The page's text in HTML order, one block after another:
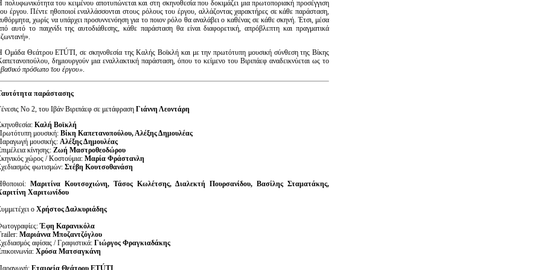
πολυφωνικότητα του κειμένου αποτυπώνεται και στη σκηνοθεσία που δοκιμάζει μια πρωτοποριακή προσέγγιση
έργου. Πέντε ηθοποιοί εναλλάσσονται στους ρόλους του έργου, αλλάζοντας χαρακτήρες σε κάθε παράσταση,
χωρίς να υπάρχει προσυννενόηση για το ποιον ρόλο θα αναλάβει ο καθένας σε κάθε σκηνή. Έτσι, μέσα
αυτό το παιχνίδι της αυτοδιάθεσης, κάθε παράσταση θα είναι διαφορετική, απρόβλεπτη και πραγματικά
Ομάδα Θεάτρου ETÚTI, σε σκηνοθεσία της Καλής Βοϊκλή και με την πρωτότυπη μουσική σύνθεση της Βίκης
δημιουργούν μια εναλλακτική παράσταση, όπου το κείμενο του Βιριπάεφ αναδεικνύεται ως το
πρόσωπο του έργου»
παράστασης
Νο 2, του Ιβάν Βιριπάεφ σε μετάφραση Γιάννη Λεοντάρη
Καλή Βοϊκλή
μουσική: Βίκη Καπετανοπούλου, Αλέξης Δημουλέας
μουσικής: Αλέξης Δημουλέας
κίνησης: Ζωή Μαστροθεοδώρου
χώρος / Κοστούμια: Μαρία Φράστανλη
φωτισμών: Στέβη Κουτσοθανάση
Μαριτίνα Κουτσοχιώνη, Τάσος Κωλέτσης, Διαλεκτή Πουρσανίδου, Βασίλης Σταματάκης,
Χαριτωνίδου
ο Χρήστος Δαλκυριάδης
Έφη Καρανικόλα
Μαριάννα Μποζαντζόγλου
αφίσας / Γραφιστικά: Γιώργος Φραγκιαδάκης
Χρύσα Ματσαγκάνη
Εταιρεία Θεάτρου ETÚTI